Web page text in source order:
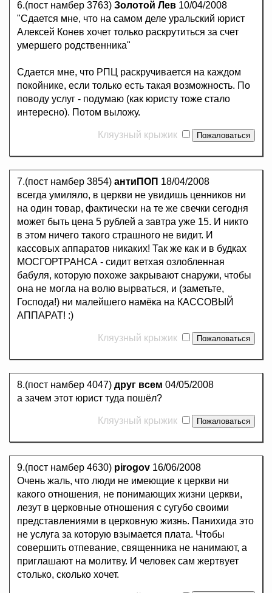
6.(пост намбер 3763) Золотой Лев 10/04/2008
"Сдается мне, что на самом деле уральский юрист
Алексей Конев хочет только раскрутиться за счет
умершего родственника"
Сдается мне, что РПЦ раскручивается на каждом
покойнике, если только есть такая возможность. По
поводу услуг - подумаю (как юристу тоже стало
интересно). Потом выложу.
Кляузный крыжик
7.(пост намбер 3854) антиПОП 18/04/2008
всегда умиляло, в церкви не увидишь ценников ни
на один товар, фактически на те же свечки сегодня
может быть цена 5 рублей а завтра уже 15. И никто
в этом ничего такого страшного не видит. И
кассовых аппаратов никаких! Так же как и в будках
МОСГОРТРАНСА - сидит ветхая озлобленная
бабуля, которую похоже закрывают снаружи, чтобы
она не могла на волю вырваться, и (заметьте,
Господа!) ни малейшего намёка на КАССОВЫЙ
АППАРАТ! :)
Кляузный крыжик
8.(пост намбер 4047) друг всем 04/05/2008
а зачем этот юрист туда пошёл?
Кляузный крыжик
9.(пост намбер 4630) pirogov 16/06/2008
Очень жаль, что люди не имеющие к церкви ни
какого отношения, не понимающих жизни церкви,
лезут в церковные отношения с сугубо своими
представлениями в церковную жизнь. Панихида это
не услуга за которую взымается плата. Чтобы
совершить отпевание, священника не нанимают, а
приглашают на молитву. И человек сам жертвует
столько, сколько хочет.